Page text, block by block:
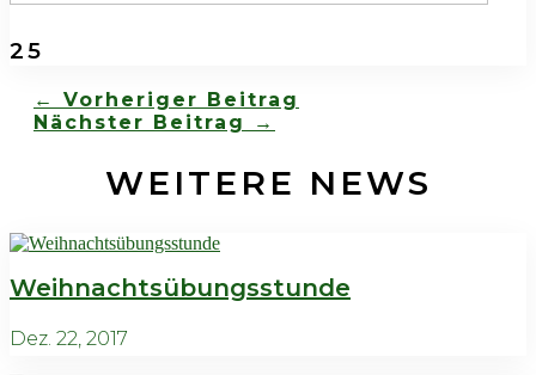
25
← Vorheriger Beitrag
Nächster Beitrag
→
WEITERE NEWS
Weihnachtsübungsstunde
Dez. 22, 2017